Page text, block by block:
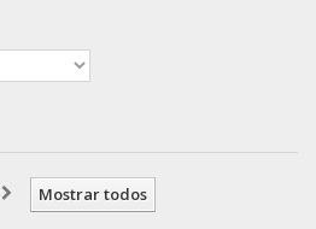
Mostrar todos